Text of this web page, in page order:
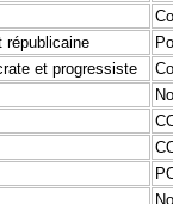
républicaine
et progressiste